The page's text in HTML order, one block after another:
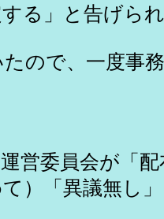
る」と告げら
ので、一度事
営委員会が「
）「異議無し